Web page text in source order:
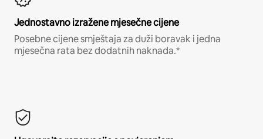
Jednostavno izražene mjesečne cijene
Posebne cijene smještaja za duži boravak i jedna
mjesečna rata bez dodatnih naknada.*